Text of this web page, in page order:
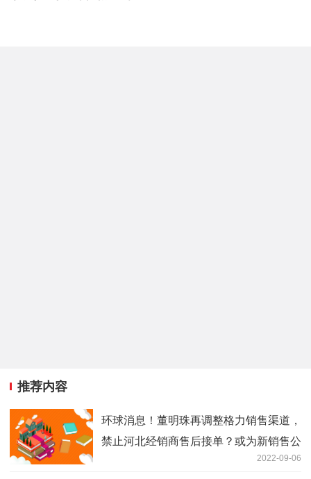
推荐内容
环球消息！董明珠再调整格力销售渠道，
禁止河北经销商售后接单？或为新销售公
2022-09-06